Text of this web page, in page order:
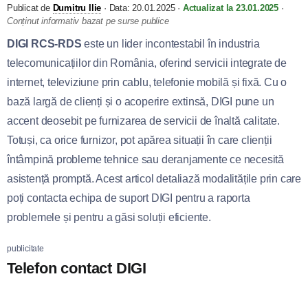
Publicat de Dumitru Ilie · Data:20.01.2025· Actualizat la23.01.2025 ·
Conținut informativ bazat pe surse publice
DIGI RCS-RDS este un lider incontestabil în industria
telecomunicațiilor din România, oferind servicii integrate de
internet, televiziune prin cablu, telefonie mobilă și fixă. Cu o
bază largă de clienți și o acoperire extinsă, DIGI pune un
accent deosebit pe furnizarea de servicii de înaltă calitate.
Totuși, ca orice furnizor, pot apărea situații în care clienții
întâmpină probleme tehnice sau deranjamente ce necesită
asistență promptă. Acest articol detaliază modalitățile prin care
poți contacta echipa de suport DIGI pentru a raporta
problemele și pentru a găsi soluții eficiente.
publicitate
Telefon contact DIGI